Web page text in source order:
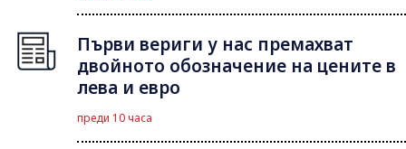
Първи вериги у нас премахват
двойното обозначение на цените в
лева и евро
преди 10 часа